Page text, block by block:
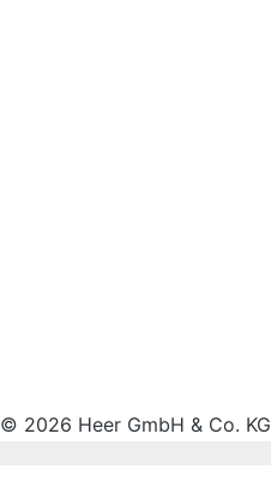
© 2026 Heer GmbH & Co. KG